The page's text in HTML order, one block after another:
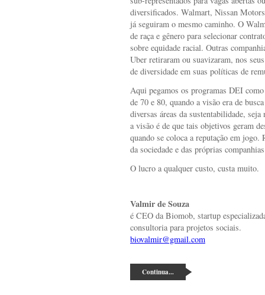
diversificados. Walmart, Nissan
já seguiram o mesmo caminho. O
de raça e gênero para selecionar
sobre equidade racial. Outras
Uber retiraram ou suavizaram, nos
de diversidade em suas políticas de
Aqui pegamos os programas DEI
de 70 e 80, quando a visão era de
diversas áreas da sustentabilidade,
a visão é de que tais objetivos geram
quando se coloca a reputação em
da sociedade e das próprias
O lucro a qualquer custo, custa muito.
Valmir de Souza
é CEO da Biomob, startup
consultoria para projetos sociais.
biovalmir@gmail.com
Continua...